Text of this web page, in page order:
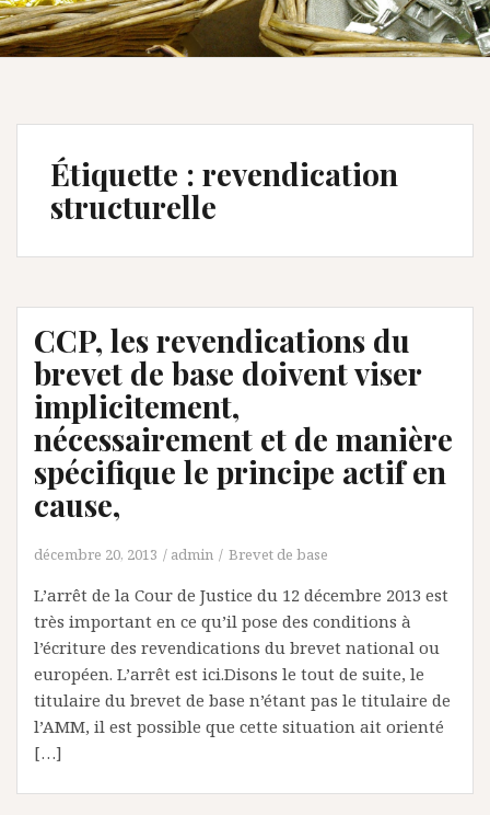
Étiquette : revendication
structurelle
CCP, les revendications du
brevet de base doivent viser
implicitement,
nécessairement et de manière
spécifique le principe actif en
cause,
décembre 20, 2013 admin Brevet de base
L’arrêt de la Cour de Justice du 12 décembre 2013 est
très important en ce qu’il pose des conditions à
l’écriture des revendications du brevet national ou
européen. L’arrêt est ici.Disons le tout de suite, le
titulaire du brevet de base n’étant pas le titulaire de
l’AMM, il est possible que cette situation ait orienté
[…]